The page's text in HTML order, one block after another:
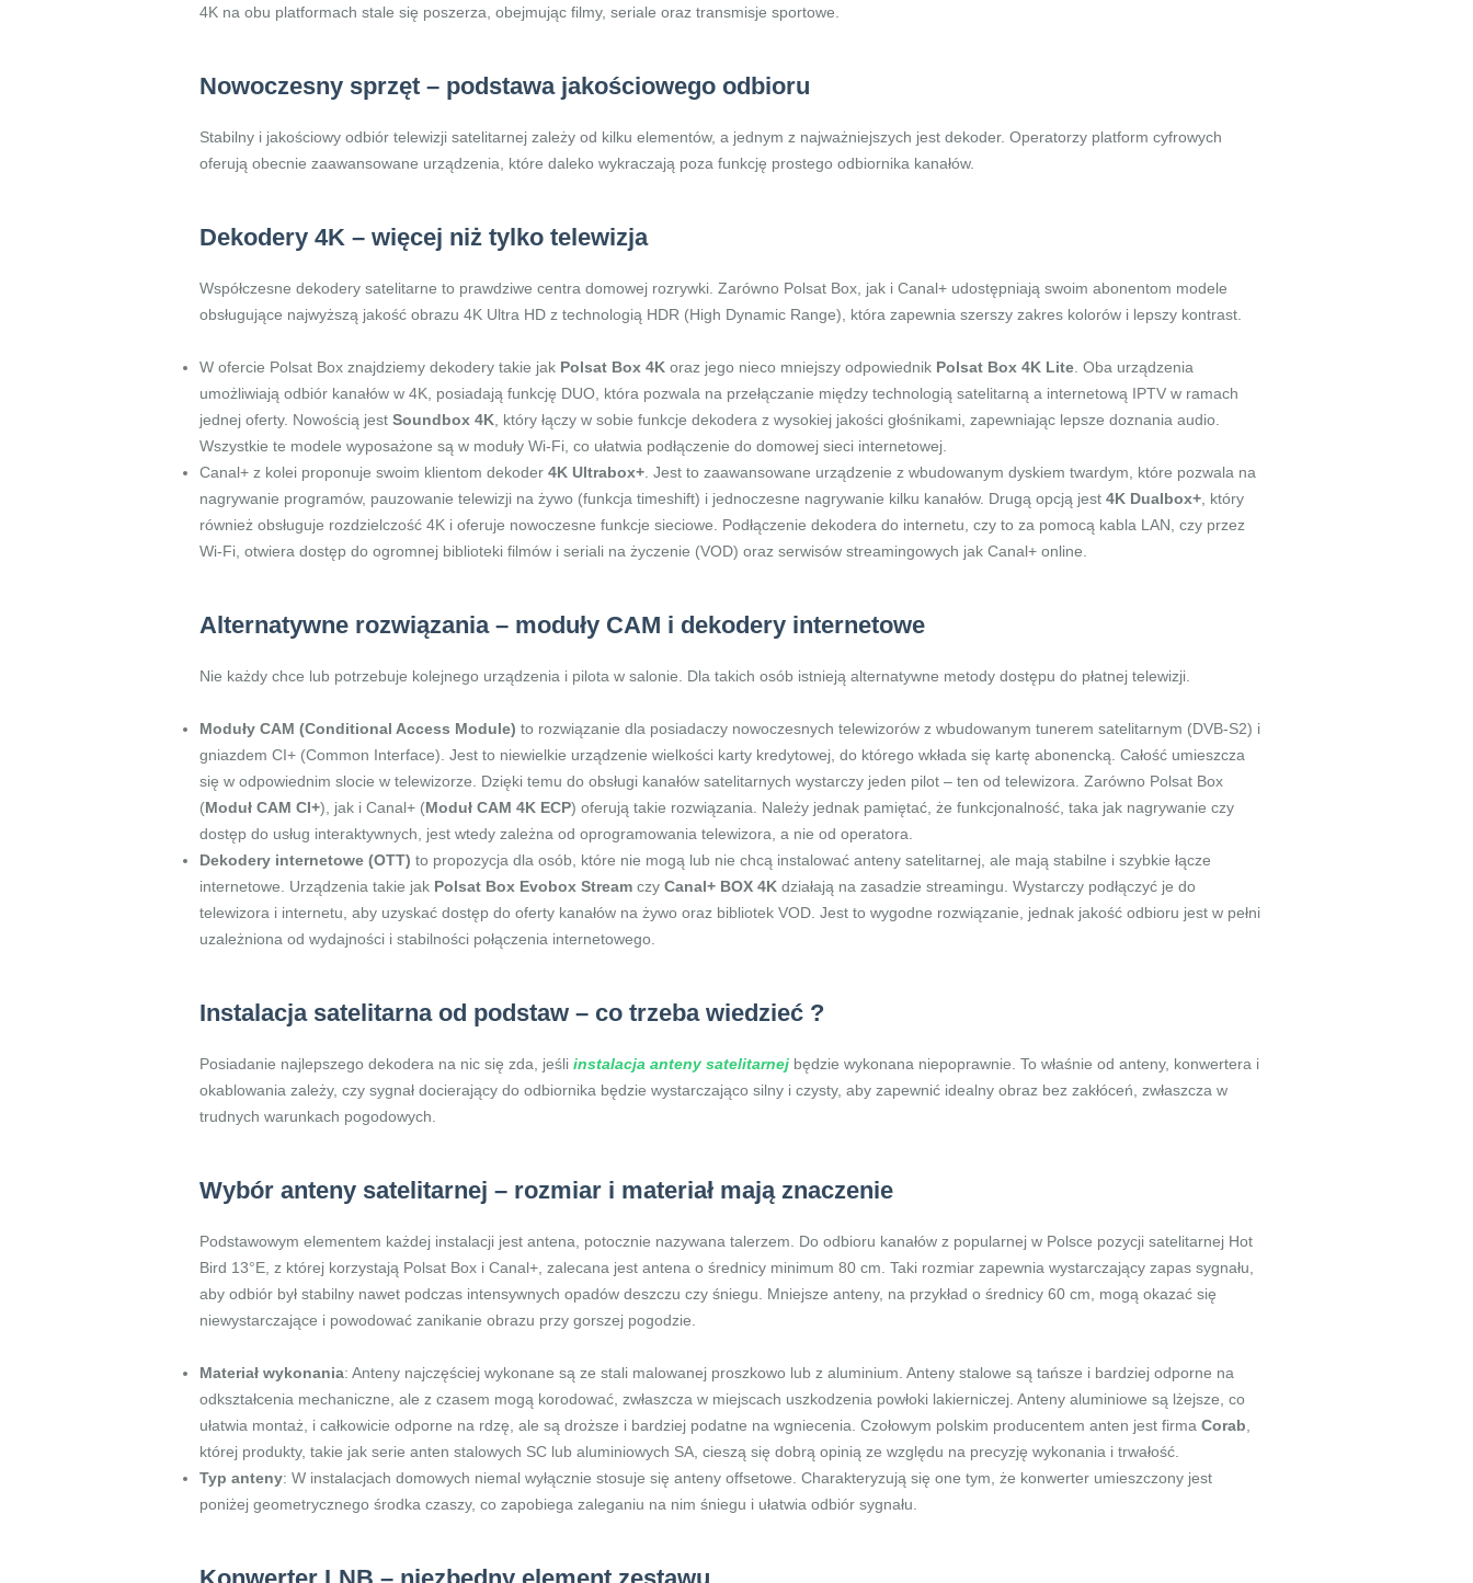
4K na obu platformach stale się poszerza, obejmując filmy, seriale oraz transmisje sportowe.
Nowoczesny sprzęt – podstawa jakościowego odbioru
Stabilny i jakościowy odbiór telewizji satelitarnej zależy od kilku elementów, a jednym z najważniejszych jest dekoder. Operatorzy platform cyfrowych
oferują obecnie zaawansowane urządzenia, które daleko wykraczają poza funkcję prostego odbiornika kanałów.
Dekodery 4K – więcej niż tylko telewizja
Współczesne dekodery satelitarne to prawdziwe centra domowej rozrywki. Zarówno Polsat Box, jak i Canal+ udostępniają swoim abonentom modele
obsługujące najwyższą jakość obrazu 4K Ultra HD z technologią HDR (High Dynamic Range), która zapewnia szerszy zakres kolorów i lepszy kontrast.
W ofercie Polsat Box znajdziemy dekodery takie jak Polsat Box 4K oraz jego nieco mniejszy odpowiednik Polsat Box 4K Lite . Oba urządzenia
umożliwiają odbiór kanałów w 4K, posiadają funkcję DUO, która pozwala na przełączanie między technologią satelitarną a internetową IPTV w ramach
jednej oferty. Nowością jest Soundbox 4K , który łączy w sobie funkcje dekodera z wysokiej jakości głośnikami, zapewniając lepsze doznania audio.
Wszystkie te modele wyposażone są w moduły Wi-Fi, co ułatwia podłączenie do domowej sieci internetowej.
Canal+ z kolei proponuje swoim klientom dekoder 4K Ultrabox+ . Jest to zaawansowane urządzenie z wbudowanym dyskiem twardym, które pozwala na
nagrywanie programów, pauzowanie telewizji na żywo (funkcja timeshift) i jednoczesne nagrywanie kilku kanałów. Drugą opcją jest 4K Dualbox+ , który
również obsługuje rozdzielczość 4K i oferuje nowoczesne funkcje sieciowe. Podłączenie dekodera do internetu, czy to za pomocą kabla LAN, czy przez
Wi-Fi, otwiera dostęp do ogromnej biblioteki filmów i seriali na życzenie (VOD) oraz serwisów streamingowych jak Canal+ online.
Alternatywne rozwiązania – moduły CAM i dekodery internetowe
Nie każdy chce lub potrzebuje kolejnego urządzenia i pilota w salonie. Dla takich osób istnieją alternatywne metody dostępu do płatnej telewizji.
Moduły CAM (Conditional Access Module) to rozwiązanie dla posiadaczy nowoczesnych telewizorów z wbudowanym tunerem satelitarnym (DVB-S2) i
gniazdem CI+ (Common Interface). Jest to niewielkie urządzenie wielkości karty kredytowej, do którego wkłada się kartę abonencką. Całość umieszcza
się w odpowiednim slocie w telewizorze. Dzięki temu do obsługi kanałów satelitarnych wystarczy jeden pilot – ten od telewizora. Zarówno Polsat Box
(Moduł CAM CI+), jak i Canal+ (Moduł CAM 4K ECP) oferują takie rozwiązania. Należy jednak pamiętać, że funkcjonalność, taka jak nagrywanie czy
dostęp do usług interaktywnych, jest wtedy zależna od oprogramowania telewizora, a nie od operatora.
Dekodery internetowe (OTT) to propozycja dla osób, które nie mogą lub nie chcą instalować anteny satelitarnej, ale mają stabilne i szybkie łącze
internetowe. Urządzenia takie jak Polsat Box Evobox Stream czy Canal+ BOX 4K działają na zasadzie streamingu. Wystarczy podłączyć je do
telewizora i internetu, aby uzyskać dostęp do oferty kanałów na żywo oraz bibliotek VOD. Jest to wygodne rozwiązanie, jednak jakość odbioru jest w pełni
uzależniona od wydajności i stabilności połączenia internetowego.
Instalacja satelitarna od podstaw – co trzeba wiedzieć ?
Posiadanie najlepszego dekodera na nic się zda, jeśli instalacja anteny satelitarnej będzie wykonana niepoprawnie. To właśnie od anteny, konwertera i
okablowania zależy, czy sygnał docierający do odbiornika będzie wystarczająco silny i czysty, aby zapewnić idealny obraz bez zakłóceń, zwłaszcza w
trudnych warunkach pogodowych.
Wybór anteny satelitarnej – rozmiar i materiał mają znaczenie
Podstawowym elementem każdej instalacji jest antena, potocznie nazywana talerzem. Do odbioru kanałów z popularnej w Polsce pozycji satelitarnej Hot
Bird 13°E, z której korzystają Polsat Box i Canal+, zalecana jest antena o średnicy minimum 80 cm. Taki rozmiar zapewnia wystarczający zapas sygnału,
aby odbiór był stabilny nawet podczas intensywnych opadów deszczu czy śniegu. Mniejsze anteny, na przykład o średnicy 60 cm, mogą okazać się
niewystarczające i powodować zanikanie obrazu przy gorszej pogodzie.
Materiał wykonania: Anteny najczęściej wykonane są ze stali malowanej proszkowo lub z aluminium. Anteny stalowe są tańsze i bardziej odporne na
odkształcenia mechaniczne, ale z czasem mogą korodować, zwłaszcza w miejscach uszkodzenia powłoki lakierniczej. Anteny aluminiowe są lżejsze, co
ułatwia montaż, i całkowicie odporne na rdzę, ale są droższe i bardziej podatne na wgniecenia. Czołowym polskim producentem anten jest firma Corab
której produkty, takie jak serie anten stalowych SC lub aluminiowych SA, cieszą się dobrą opinią ze względu na precyzję wykonania i trwałość.
Typ anteny: W instalacjach domowych niemal wyłącznie stosuje się anteny offsetowe. Charakteryzują się one tym, że konwerter umieszczony jest
poniżej geometrycznego środka czaszy, co zapobiega zaleganiu na nim śniegu i ułatwia odbiór sygnału.